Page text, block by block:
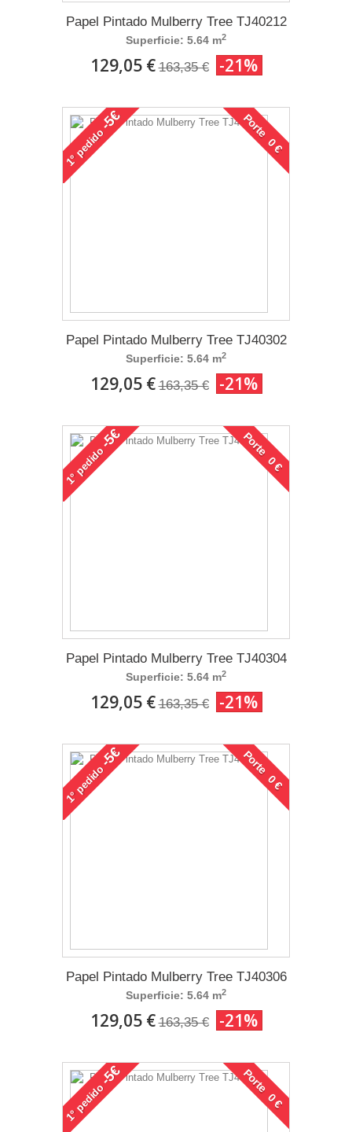
Papel Pintado Mulberry Tree TJ40212
Superficie: 5.64 m2
129,05 € 163,35 € -21%
1°
pedido
-5€ Porte 0 €
Papel Pintado Mulberry Tree TJ40302
Superficie: 5.64 m2
129,05 € 163,35 € -21%
1°
pedido
-5€ Porte 0 €
Papel Pintado Mulberry Tree TJ40304
Superficie: 5.64 m2
129,05 € 163,35 € -21%
1°
pedido
-5€ Porte 0 €
Papel Pintado Mulberry Tree TJ40306
Superficie: 5.64 m2
129,05 € 163,35 € -21%
1°
pedido
-5€ Porte 0 €